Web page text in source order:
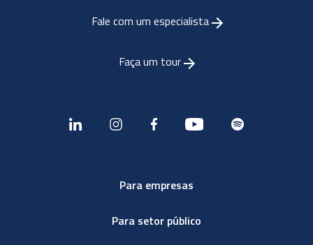
Fale com um especialista
Faça um tour
Para empresas
Para setor público